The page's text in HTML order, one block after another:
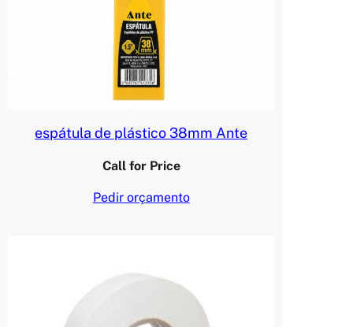
espátula de plástico 38mm Ante
Call for Price
Pedir orçamento